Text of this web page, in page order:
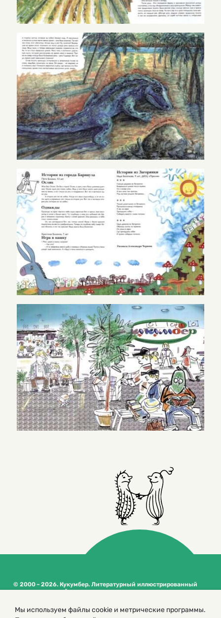
© 2000 – 2026. Кукумбер. Литературный иллюстрированный
журнал для детей
сайта
Мы используем файлы cookie и метрические программы.